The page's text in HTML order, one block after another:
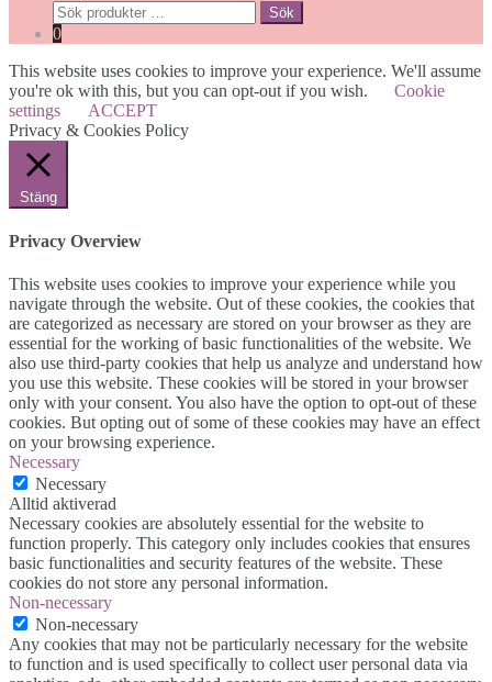
Sök
efter:
Sök
0
This website uses cookies to improve your experience. We'll assume
you're ok with this, but you can opt-out if you wish.
Cookie
settings
ACCEPT
Privacy & Cookies Policy
Stäng
Privacy Overview
This website uses cookies to improve your experience while you
navigate through the website. Out of these cookies, the cookies that
are categorized as necessary are stored on your browser as they are
essential for the working of basic functionalities of the website. We
also use third-party cookies that help us analyze and understand how
you use this website. These cookies will be stored in your browser
only with your consent. You also have the option to opt-out of these
cookies. But opting out of some of these cookies may have an effect
on your browsing experience.
Necessary
Necessary
Alltid aktiverad
Necessary cookies are absolutely essential for the website to
function properly. This category only includes cookies that ensures
basic functionalities and security features of the website. These
cookies do not store any personal information.
Non-necessary
Non-necessary
Any cookies that may not be particularly necessary for the website
to function and is used specifically to collect user personal data via